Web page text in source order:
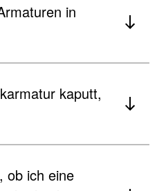
in
kaputt,
ob ich eine